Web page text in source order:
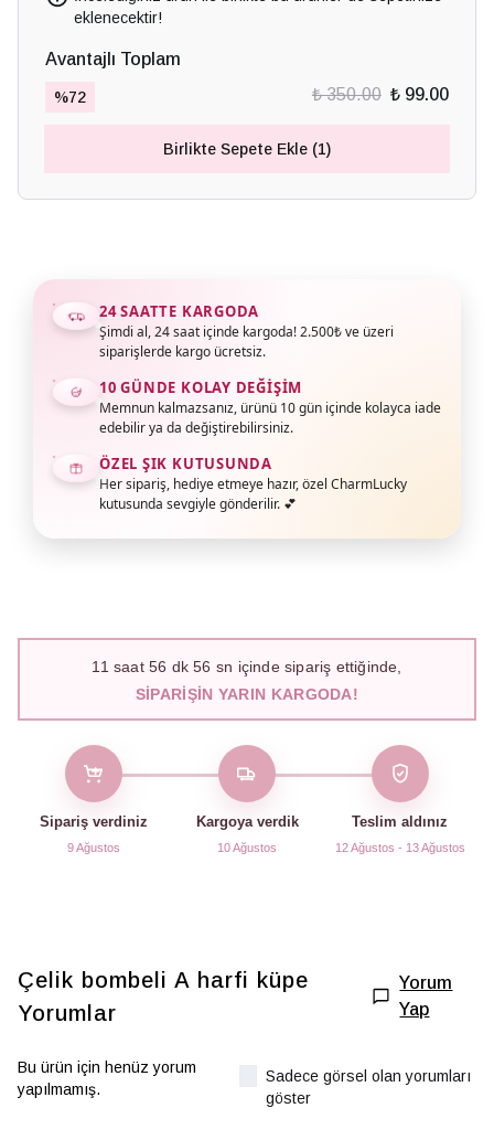
eklenecektir!
Avantajlı Toplam
%72 ₺ 350.00 ₺ 99.00
Birlikte Sepete Ekle (1)
24 SAATTE KARGODA
Şimdi al, 24 saat içinde kargoda! 2.500₺ ve üzeri
siparişlerde kargo ücretsiz.
10 GÜNDE KOLAY DEĞIŞIM
Memnun kalmazsanız, ürünü 10 gün içinde kolayca iade
edebilir ya da değiştirebilirsiniz.
ÖZEL ŞIK KUTUSUNDA
Her sipariş, hediye etmeye hazır, özel CharmLucky
kutusunda sevgiyle gönderilir. 💕
11 saat56 dk55 sn içinde sipariş ettiğinde,
SIPARIŞIN YARIN KARGODA!
Sipariş verdiniz
9 Ağustos
Kargoya verdik
10 Ağustos
Teslim aldınız
12 Ağustos - 13 Ağustos
Çelik bombeli A harfi küpe
Yorumlar
Yorum
Yap
Bu ürün için henüz yorum
yapılmamış.
Sadece görsel olan yorumları
göster